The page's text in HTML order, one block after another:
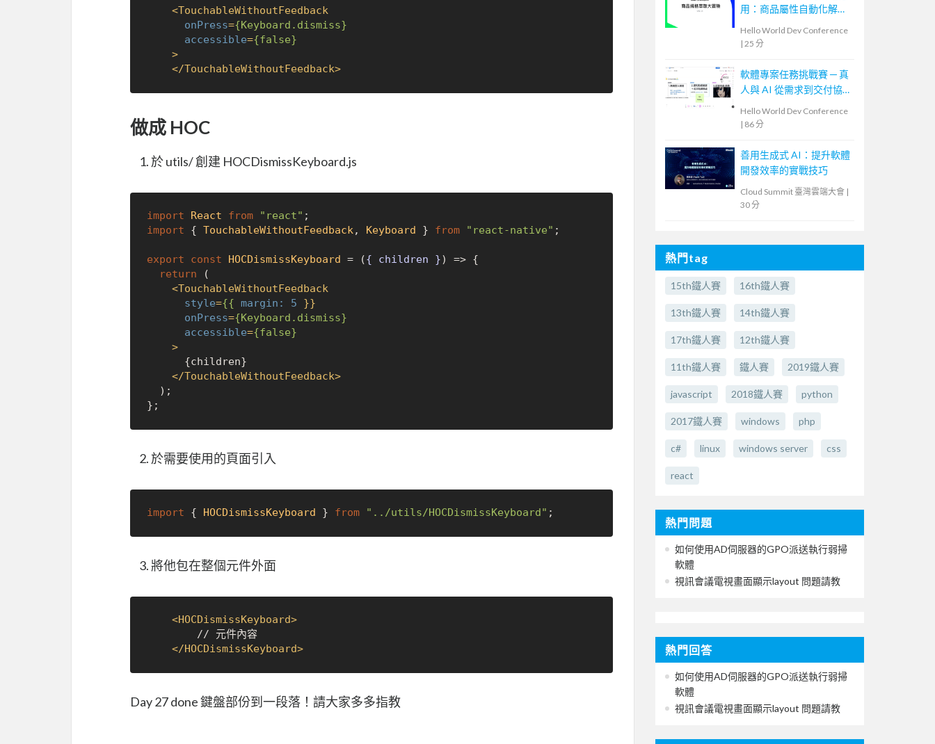
<TouchableWithoutFeedback
onPress={Keyboard.dismiss}
accessible={false}
    >
</TouchableWithoutFeedback>
做成 HOC
於 utils/ 創建 HOCDismissKeyboard.js
import React from "react"
import { TouchableWithoutFeedback, Keyboard } from "react-native" ;
export const HOCDismissKeyboard = ({ children }) => {
return (
<TouchableWithoutFeedback
style={{ margin: 5 }}
onPress={Keyboard.dismiss}
accessible={false}
    >
</TouchableWithoutFeedback>
於需要使用的頁面引入
import { HOCDismissKeyboard } from "../utils/HOCDismissKeyboard"
將他包在整個元件外面
<HOCDismissKeyboard>
</HOCDismissKeyboard>
Day 27 done 鍵盤部份到一段落！請大家多多指教
用：商品屬性自動化解決
Hello World Dev Conference
| 25 分
軟體專案任務挑戰賽 ─ 真
人與 AI 從需求到交付協
Hello World Dev Conference
| 86 分
善用生成式 AI：提升軟體
開發效率的實戰技巧
Cloud Summit 臺灣雲端大會 |
30 分
熱門tag
15th鐵人賽 16th鐵人賽
13th鐵人賽 14th鐵人賽
17th鐵人賽 12th鐵人賽
11th鐵人賽 鐵人賽 2019鐵人賽
javascript 2018鐵人賽 python
2017鐵人賽 windows php
c# linux windows server css
react
熱門問題
如何使用AD伺服器的GPO派送執行弱掃
軟體
視訊會議電視畫面顯示layout 問題請教
熱門回答
如何使用AD伺服器的GPO派送執行弱掃
軟體
視訊會議電視畫面顯示layout 問題請教